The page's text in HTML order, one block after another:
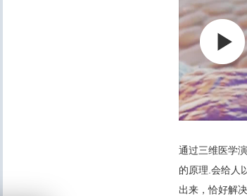
通过三维医学
的原理.会给人
出来，恰好解